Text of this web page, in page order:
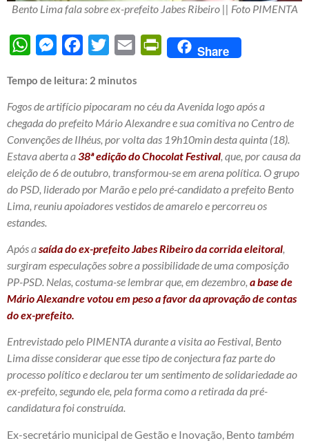
Bento Lima fala sobre ex-prefeito Jabes Ribeiro || Foto PIMENTA
WhatsAppMessengerFacebook
Twitter Email PrintFriendly
Share
Tempo de leitura: 2 minutos
Fogos de artifício pipocaram no céu da Avenida logo após a
chegada do prefeito Mário Alexandre e sua comitiva no Centro de
Convenções de Ilhéus, por volta das 19h10min desta quinta (18).
Estava aberta a38ª edição do Chocolat Festival , que, por causa da
eleição de 6 de outubro, transformou-se em arena política. O grupo
do PSD, liderado por Marão e pelo pré-candidato a prefeito Bento
Lima, reuniu apoiadores vestidos de amarelo e percorreu os
estandes.
Após asaída do ex-prefeito Jabes Ribeiro da corrida eleitoral,
surgiram especulações sobre a possibilidade de uma composição
PP-PSD. Nelas, costuma-se lembrar que, em dezembro, a base de
Mário Alexandre votou em peso a favor da aprovação de contas
do ex-prefeito.
Entrevistado pelo PIMENTA durante a visita ao Festival, Bento
Lima disse considerar que esse tipo de conjectura faz parte do
processo político e declarou ter um sentimento de solidariedade ao
ex-prefeito, segundo ele, pela forma como a retirada da pré-
candidatura foi construída.
Ex-secretário municipal de Gestão e Inovação, Bento também